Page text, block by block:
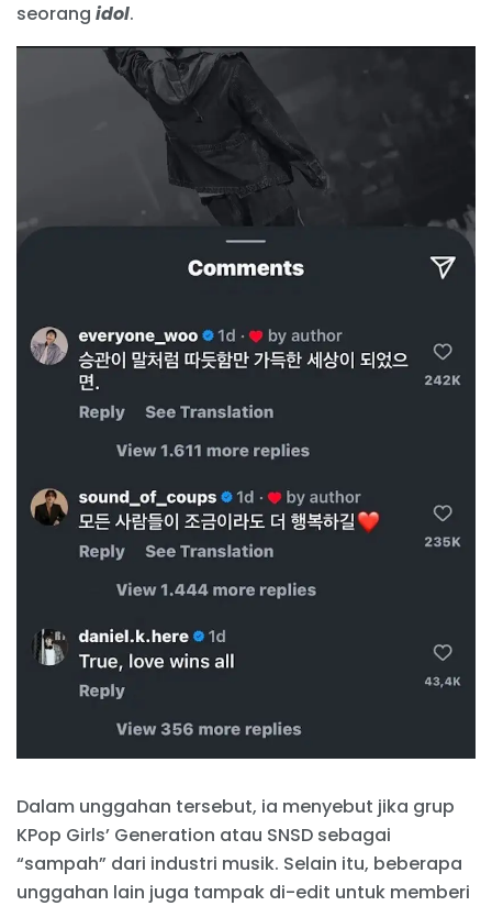
seorang idol.
Dalam unggahan tersebut, ia menyebut jika grup
KPop Girls’ Generation atau SNSD sebagai
“sampah” dari industri musik. Selain itu, beberapa
unggahan lain juga tampak di-edit untuk memberi